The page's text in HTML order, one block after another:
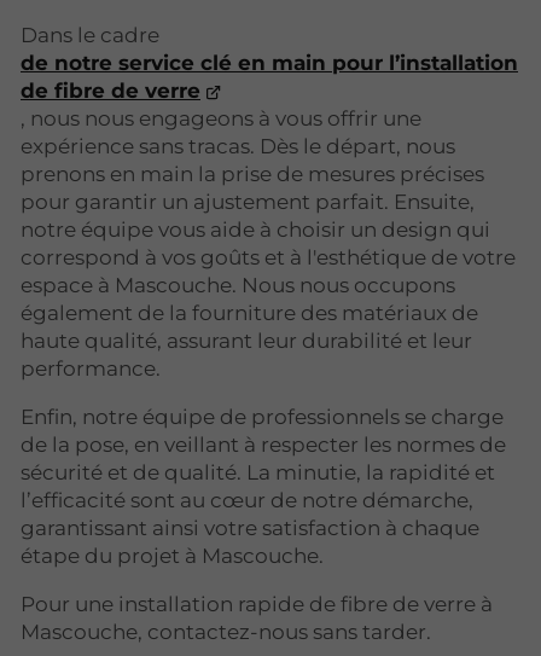
Dans le cadre
de notre service clé en main pour l’installation
de fibre de verre
, nous nous engageons à vous offrir une
expérience sans tracas. Dès le départ, nous
prenons en main la prise de mesures précises
pour garantir un ajustement parfait. Ensuite,
notre équipe vous aide à choisir un design qui
correspond à vos goûts et à l'esthétique de votre
espace à Mascouche. Nous nous occupons
également de la fourniture des matériaux de
haute qualité, assurant leur durabilité et leur
performance.
Enfin, notre équipe de professionnels se charge
de la pose, en veillant à respecter les normes de
sécurité et de qualité. La minutie, la rapidité et
l’efficacité sont au cœur de notre démarche,
garantissant ainsi votre satisfaction à chaque
étape du projet à Mascouche.
Pour une installation rapide de fibre de verre à
Mascouche, contactez-nous sans tarder.